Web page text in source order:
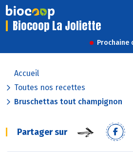
Biocoop La Joliette
Prochaine
Accueil
Toutes nos recettes
Bruschettas tout champignon
Partager sur